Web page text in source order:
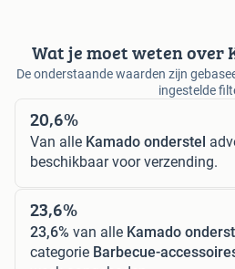
Wat je moet weten over
De onderstaande waarden zijn
ingestelde
20,6%
Van alle Kamado onderstel
beschikbaar voor verzending.
23,6%
23,6% van alle Kamado
categorie Barbecue-